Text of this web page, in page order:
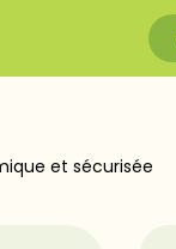
et sécurisée